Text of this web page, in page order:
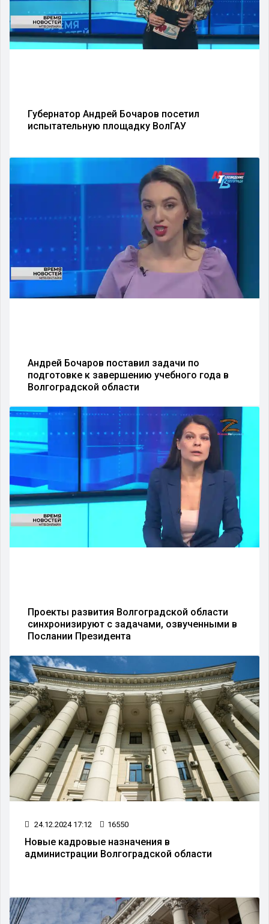
Губернатор Андрей Бочаров посетил
испытательную площадку ВолГАУ
Андрей Бочаров поставил задачи по
подготовке к завершению учебного года в
Волгоградской области
Проекты развития Волгоградской области
синхронизируют с задачами, озвученными в
Послании Президента
24.12.2024 17:12 16550
Новые кадровые назначения в
администрации Волгоградской области